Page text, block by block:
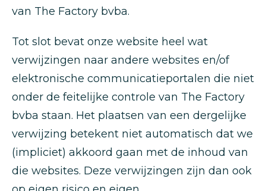
van The Factory bvba.
Tot slot bevat onze website heel wat
verwijzingen naar andere websites en/of
elektronische communicatieportalen die niet
onder de feitelijke controle van The Factory
bvba staan. Het plaatsen van een dergelijke
verwijzing betekent niet automatisch dat we
(impliciet) akkoord gaan met de inhoud van
die websites. Deze verwijzingen zijn dan ook